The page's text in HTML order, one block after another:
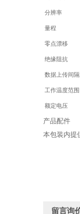
分辨率
量程
零点漂移
绝缘阻抗
数据上传间隔
工作温度范围
额定电压
产品配件
本包装内提
留言询